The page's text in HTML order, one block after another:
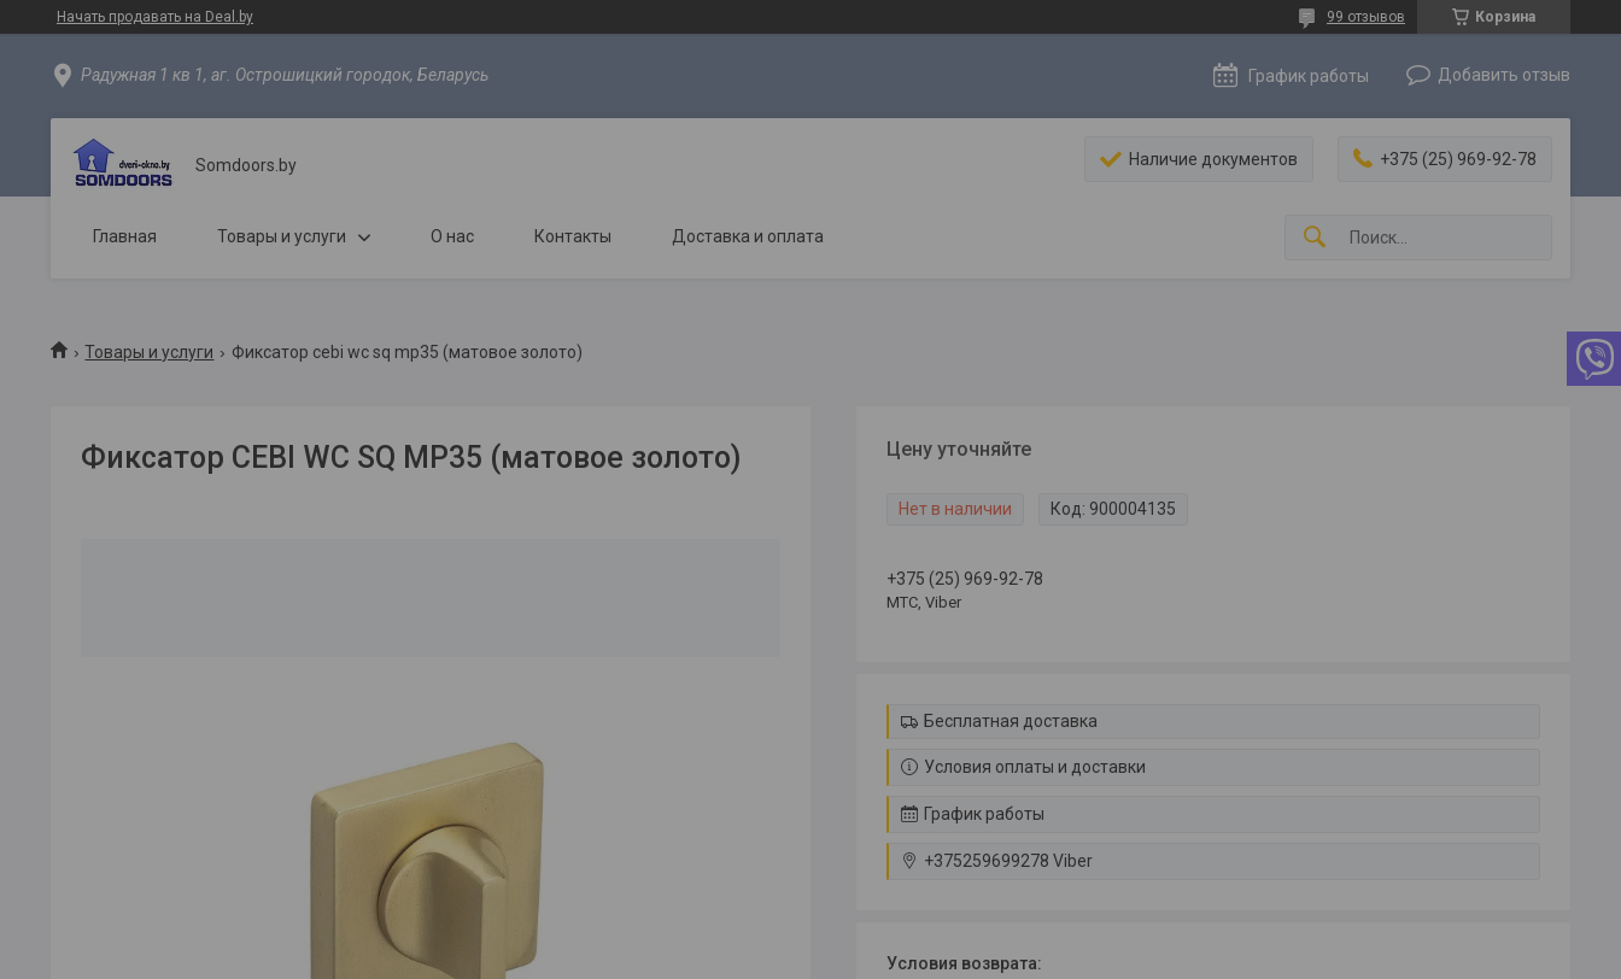
Начать продавать на Deal.by Корзина
99 отзывов
Радужная 1 кв 1, аг. Острошицкий городок, Беларусь График работы Добавить отзыв
Somdoors.by Наличие документов +375 (25) 969-92-78
Главная Товары и услуги О нас Контакты Доставка и оплата
Товары и услуги Фиксатор cebi wc sq mp35 (матовое золото)
Фиксатор CEBI WC SQ MP35 (матовое золото) Цену уточняйте
Нет в наличии Код: 900004135
+375 (25) 969-92-78
МТС, Viber
Бесплатная доставка
Условия оплаты и доставки
График работы
+375259699278 Viber